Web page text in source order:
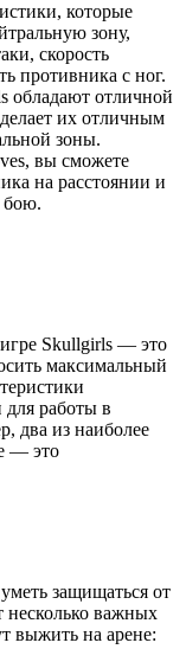
которые
зону,
скорость
противника с ног.
обладают отличной
их отличным
зоны.
вы сможете
на расстоянии и
бою.
Skullgirls — это
максимальный
работы в
два из наиболее
— это
защищаться от
несколько важных
выжить на арене: